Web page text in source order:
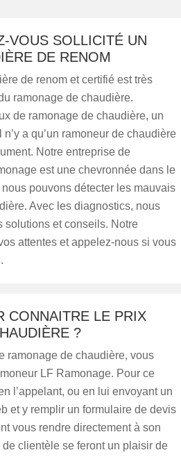
VOUS SOLLICITÉ UN
DE RENOM
de renom et certifié est très
ramonage de chaudière.
de ramonage de chaudière, un
a qu’un ramoneur de chaudière
Notre entreprise de
est une chevronnée dans le
pouvons détecter les mauvais
Avec les diagnostics, nous
solutions et conseils. Notre
attentes et appelez-nous si vous
CONNAITRE LE PRIX
?
ramonage de chaudière, vous
LF Ramonage. Pour ce
l’appelant, ou en lui envoyant un
et y remplir un formulaire de devis
vous rendre directement à son
clientèle se feront un plaisir de